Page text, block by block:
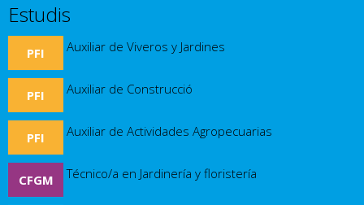
Estudis
PFI Auxiliar de Viveros y Jardines
PFI Auxiliar de Construcció
PFI Auxiliar de Actividades Agropecuarias
CFGM Técnico/a en Jardinería y floristería